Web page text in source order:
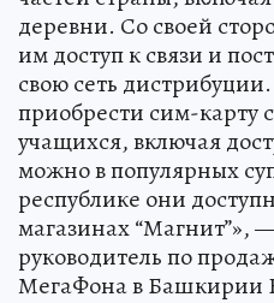
деревни. Со своей
им доступ к связи и
свою сеть
приобрести сим-карту
учащихся, включая
можно в популярных
республике они
магазинах “Магнит”»,
руководитель по
МегаФона в Башкирии